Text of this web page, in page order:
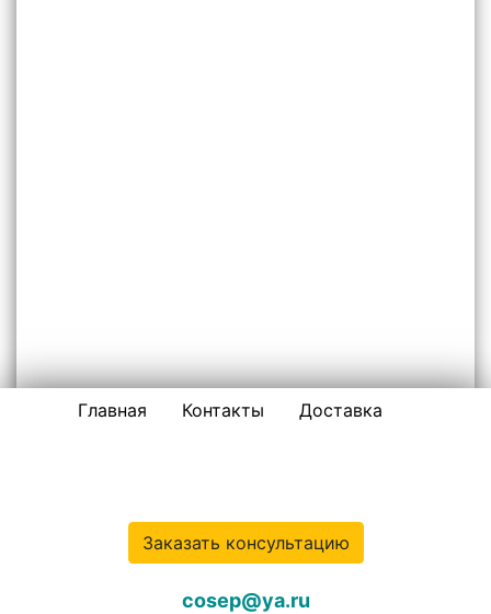
Главная Контакты Доставка
Заказать консультацию
cosep@ya.ru